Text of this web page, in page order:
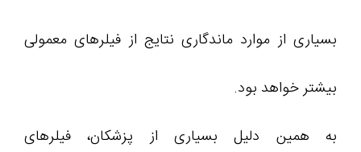
بسیاری از موارد ماندگاری نتایج از فیلرهای معمولی
بیشتر خواهد بود.
به همین دلیل بسیاری از پزشکان، فیلرهای